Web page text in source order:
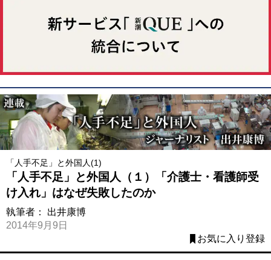
「人手不足」と外国人(1)
「人手不足」と外国人（１）「介護士・看護師受
け入れ」はなぜ失敗したのか
執筆者： 出井康博
2014年9月9日
お気に入り登録